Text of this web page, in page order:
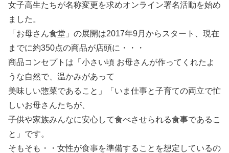
女子高生たちが名称変更を求めオンライン署名活動を始め
ました。
「お母さん食堂」の展開は2017年9月からスタート、現在
までに約350点の商品が店頭に・・・
商品コンセプトは「小さい頃 お母さんが作ってくれたよ
うな自然で、温かみがあって
美味しい惣菜であること」「いま仕事と子育ての両立で忙
しいお母さんたちが、
子供や家族みんなに安心して食べさせられる食事であるこ
と」です。
そもそも・・女性が食事を準備することを想定しているの